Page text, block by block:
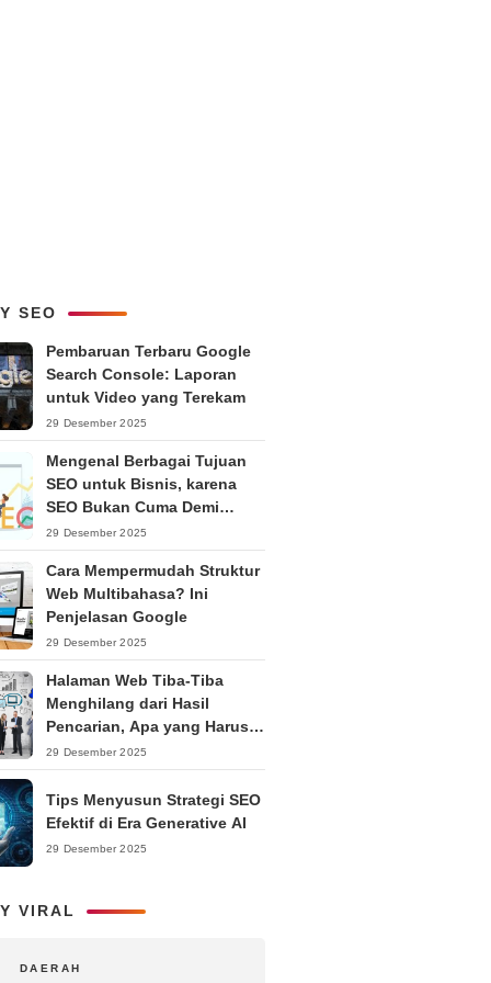
SEO
Pembaruan Terbaru Google
Search Console: Laporan
untuk Video yang Terekam
29 Desember 2025
Mengenal Berbagai Tujuan
SEO untuk Bisnis, karena
SEO Bukan Cuma Demi
Ranking
29 Desember 2025
Cara Mempermudah Struktur
Web Multibahasa? Ini
Penjelasan Google
29 Desember 2025
Halaman Web Tiba-Tiba
Menghilang dari Hasil
Pencarian, Apa yang Harus
Dilakukan?
29 Desember 2025
Tips Menyusun Strategi SEO
Efektif di Era Generative AI
29 Desember 2025
VIRAL
DAERAH